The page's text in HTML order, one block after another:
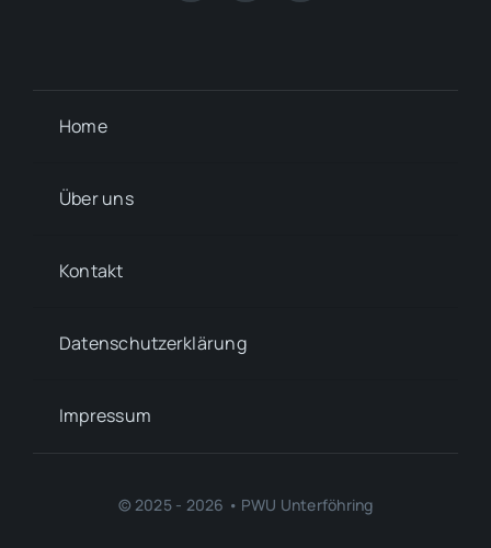
Home
Über uns
Kontakt
Datenschutzerklärung
Impressum
© 2025 - 2026 • PWU Unterföhring